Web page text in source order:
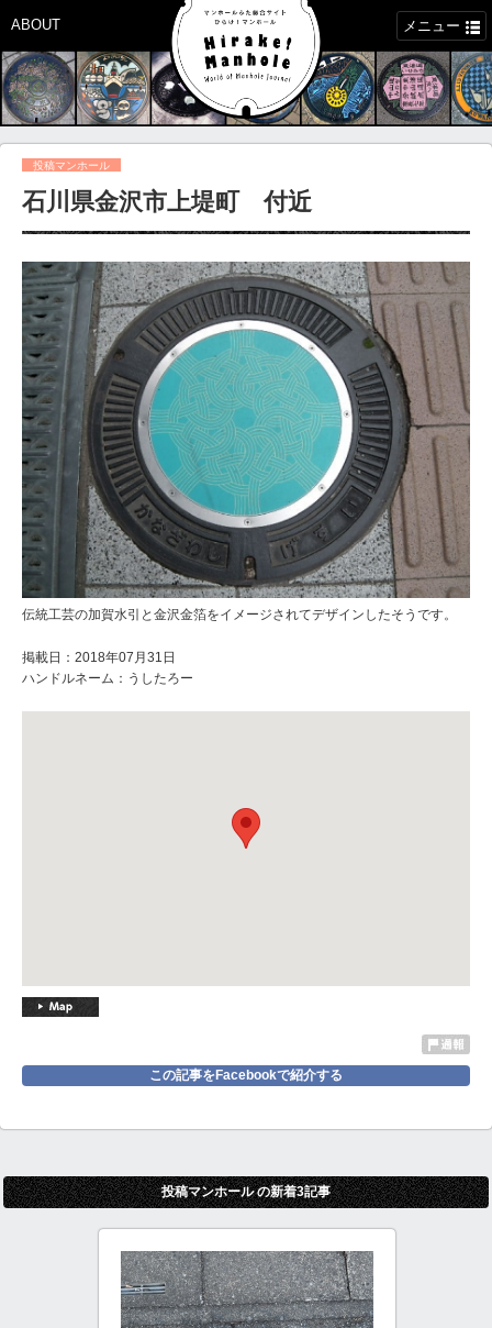
ABOUT メニュー
投稿マンホール
石川県金沢市上堤町 付近
伝統工芸の加賀水引と金沢金箔をイメージされてデザインしたそうです。
掲載日：2018年07月31日
ハンドルネーム：うしたろー
この記事をFacebookで紹介する
投稿マンホール の新着3記事